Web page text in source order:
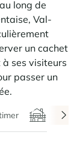
se
long de
Val-
un cachet
ses visiteurs
passer un
Chalets